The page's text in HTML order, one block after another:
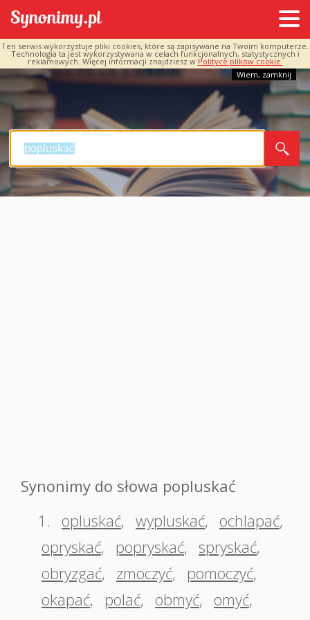
Ten serwis wykorzystuje pliki cookies, które są zapisywane na Twoim komputerze.
Technologia ta jest wykorzystywana w celach funkcjonalnych, statystycznych i
reklamowych. Więcej informacji znajdziesz w Polityce plików cookie.
Wiem, zamknij
Synonimy do słowa popluskać
1.
opluskać, wypluskać, ochlapać,
opryskać, popryskać, spryskać,
obryzgać, zmoczyć, pomoczyć,
okapać, polać, obmyć, omyć,